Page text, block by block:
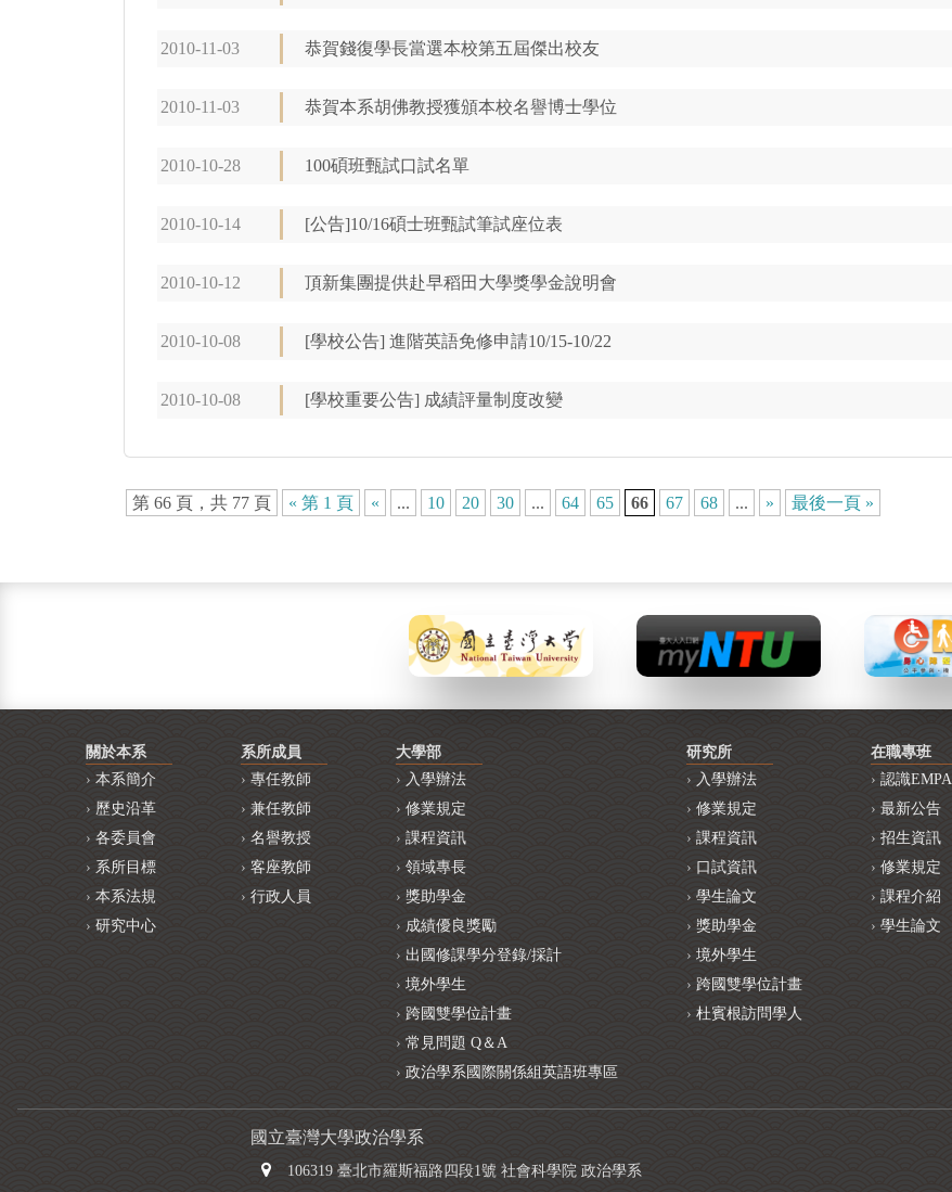
2010-11-03 恭賀錢復學長當選本校第五屆傑出校友
2010-11-03 恭賀本系胡佛教授獲頒本校名譽博士學位
2010-10-28 100碩班甄試口試名單
2010-10-14 [公告]10/16碩士班甄試筆試座位表
2010-10-12 頂新集團提供赴早稻田大學獎學金說明會
2010-10-08 [學校公告] 進階英語免修申請10/15-10/22
2010-10-08 [學校重要公告] 成績評量制度改變
第 66 頁，共 77 頁 « 第 1 頁 « ... 10 20 30 ... 64 65 66 67 68 ... » 最後一頁 »
關於本系
本系簡介
歷史沿革
各委員會
系所目標
本系法規
研究中心
系所成員
專任教師
兼任教師
名譽教授
客座教師
行政人員
大學部
入學辦法
修業規定
課程資訊
領域專長
獎助學金
成績優良獎勵
出國修課學分登錄/採計
境外學生
跨國雙學位計畫
常見問題 Q＆A
政治學系國際關係組英語班專區
研究所
入學辦法
修業規定
課程資訊
口試資訊
學生論文
獎助學金
境外學生
跨國雙學位計畫
杜賓根訪問學人
在職專班
認識EMPA
最新公告
招生資訊
修業規定
課程介紹
學生論文
國立臺灣大學政治學系
106319 臺北市羅斯福路四段1號 社會科學院 政治學系